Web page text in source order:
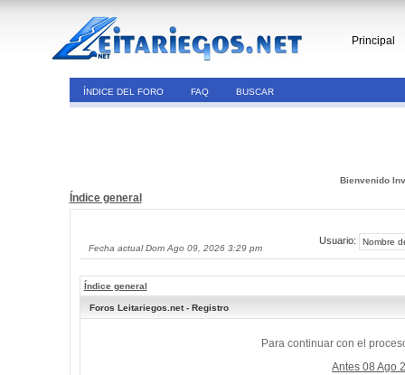
Principal
ÍNDICE DEL FORO FAQ BUSCAR
Bienvenido
Índice general
Fecha actual Dom Ago 09, 2026 3:29 pm
Usuario:
Índice general
Foros Leitariegos.net - Registro
Para continuar con el
Antes 08 Ago